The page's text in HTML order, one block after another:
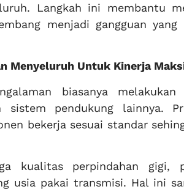
Langkah ini membantu
menjadi gangguan
Menyeluruh Untuk Kinerja
biasanya
sistem pendukung lainnya.
bekerja sesuai standar
kualitas perpindahan gigi,
usia pakai transmisi. Hal ini